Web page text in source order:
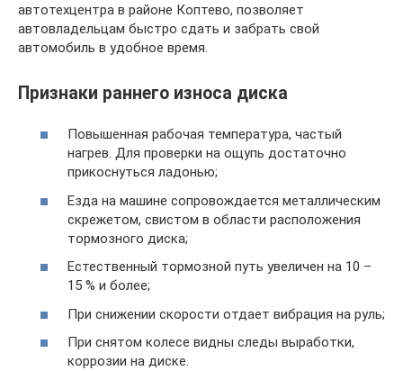
автотехцентра в районе Коптево, позволяет
автовладельцам быстро сдать и забрать свой
автомобиль в удобное время.
Признаки раннего износа диска
Повышенная рабочая температура, частый
нагрев. Для проверки на ощупь достаточно
прикоснуться ладонью;
Езда на машине сопровождается металлическим
скрежетом, свистом в области расположения
тормозного диска;
Естественный тормозной путь увеличен на 10 –
15 % и более;
При снижении скорости отдает вибрация на руль;
При снятом колесе видны следы выработки,
коррозии на диске.